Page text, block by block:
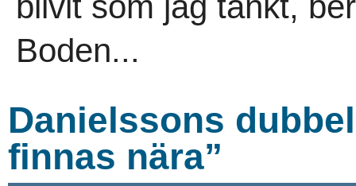
Boden...
Danielssons
finnas nära”